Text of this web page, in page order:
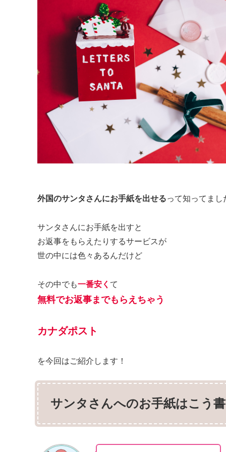
外国のサンタさんにお手紙を出せるって知ってまし
サンタさんにお手紙を出すと
お返事をもらえたりするサービスが
世の中には色々あるんだけど
その中でも一番安く て
無料でお返事までもらえちゃう
カナダポスト
を今回はご紹介します！
サンタさんへのお手紙はこう